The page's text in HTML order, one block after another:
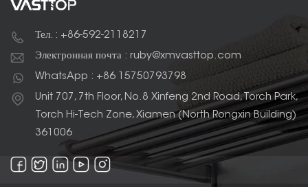
Тел. : +86-592-2118217
Электронная почта : ruby@xmvasttop.com
WhatsApp : +86 15750793798
Unit 707, 7th Floor, No.8 Xinfeng 2nd Road, Torch Park,
Torch Hi-Tech Zone, Xiamen (North Rongxin Building)
361006